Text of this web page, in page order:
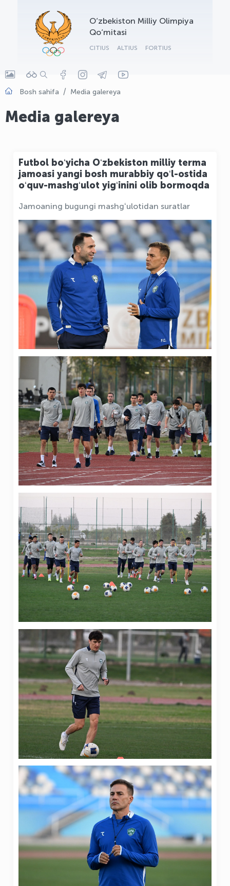
O‘zbekiston Milliy Olimpiya
Qo‘mitasi
CITIUS ALTIUS FORTIUS
Bosh sahifa Media galereya
Media galereya
Futbol boʻyicha Oʻzbekiston milliy terma
jamoasi yangi bosh murabbiy qoʻl-ostida
oʻquv-mashgʻulot yigʻinini olib bormoqda
Jamoaning bugungi mashgʻulotidan suratlar
OLYMPCHIK AI - yordamchi
Onlayn · olympic.uz